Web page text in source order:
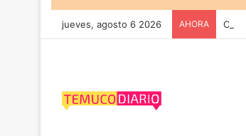
jueves, agosto 6 2026 AHORA